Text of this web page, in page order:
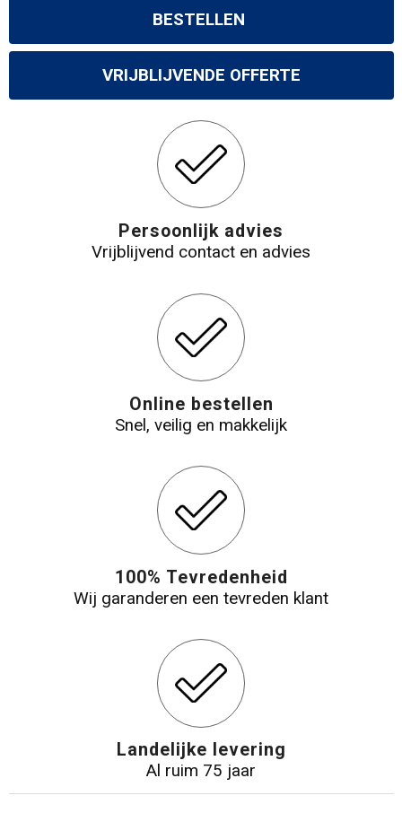
BESTELLEN
VRIJBLIJVENDE OFFERTE
Persoonlijk advies
Vrijblijvend contact en advies
Online bestellen
Snel, veilig en makkelijk
100% Tevredenheid
Wij garanderen een tevreden klant
Landelijke levering
Al ruim 75 jaar